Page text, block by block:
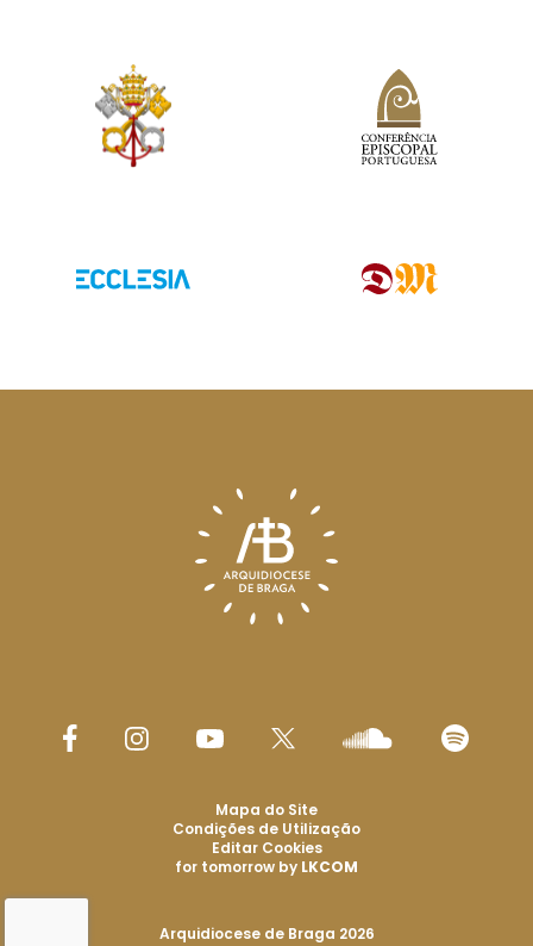
Arquidiocese de Braga 2026
Mapa do Site
Condições de Utilização
Editar Cookies
for tomorrow by LKCOM